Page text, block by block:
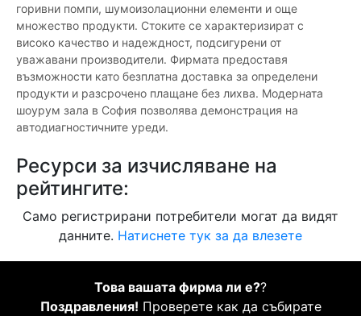
горивни помпи, шумоизолационни елементи и още
множество продукти. Стоките се характеризират с
високо качество и надеждност, подсигурени от
уважавани производители. Фирмата предоставя
възможности като безплатна доставка за определени
продукти и разсрочено плащане без лихва. Модерната
шоурум зала в София позволява демонстрация на
автодиагностичните уреди.
Ресурси за изчисляване на
рейтингите:
Само регистрирани потребители могат да видят
данните. Натиснете тук за да влезете
Това вашата фирма ли е??
Поздравления! Проверете как да събирате